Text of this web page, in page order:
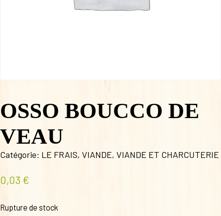
OSSO BOUCCO DE
VEAU
Catégorie: LE FRAIS, VIANDE, VIANDE ET CHARCUTERIE
0,03 €
Rupture de stock